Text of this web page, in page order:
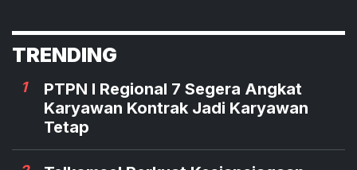
TRENDING
1
PTPN I Regional 7 Segera Angkat
Karyawan Kontrak Jadi Karyawan
Tetap